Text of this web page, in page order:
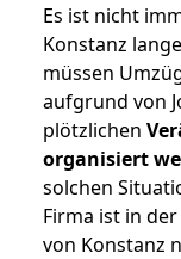
Es ist nicht
Konstanz
müssen
aufgrund von
plötzlichen
organisiert
solchen
Firma ist in
von Konstanz